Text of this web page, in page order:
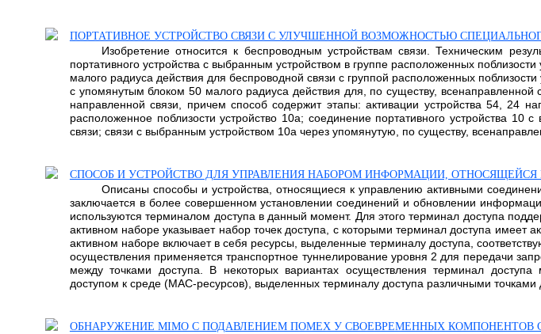
ПОРТАТИВНОЕ УСТРОЙСТВО СВЯЗИ С УЛУЧШЕННОЙ ВОЗМОЖНОСТЬЮ
Изобретение относится к беспроводным устройствам связи. Техническим
портативного устройства с выбранным устройством в группе расположенных
малого радиуса действия для беспроводной связи с группой расположенных
с упомянутым блоком 50 малого радиуса действия для, по существу,
направленной связи, причем способ содержит этапы: активации устройства 54, 24
расположенное поблизости устройство 10а; соединение портативного устройства
связи; связи с выбранным устройством 10а через упомянутую, по существу,
СПОСОБ И УСТРОЙСТВО ДЛЯ УПРАВЛЕНИЯ НАБОРОМ ИНФОРМАЦИИ,
Описаны способы и устройства, относящиеся к управлению активными
заключается в более совершенном установлении соединений и обновлении
используются терминалом доступа в данный момент. Для этого терминал доступа
активном наборе указывает набор точек доступа, с которыми терминал доступа
активном наборе включает в себя ресурсы, выделенные терминалу доступа,
осуществления применяется транспортное туннелирование уровня 2 для передачи
между точками доступа. В некоторых вариантах осуществления терминал доступа
доступом к среде (МАС-ресурсов), выделенных терминалу доступа различными
ОБНАРУЖЕНИЕ MIMO С ПОДАВЛЕНИЕМ ПОМЕХ У СВОЕВРЕМЕННЫХ КОМПОНЕНТОВ